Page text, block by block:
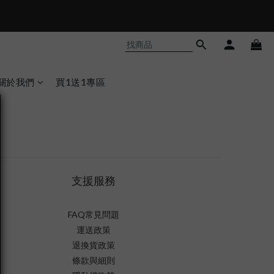
於我們 買1送1專區
支援服務
FAQ常見問題
運送政策
退換貨政策
條款與細則